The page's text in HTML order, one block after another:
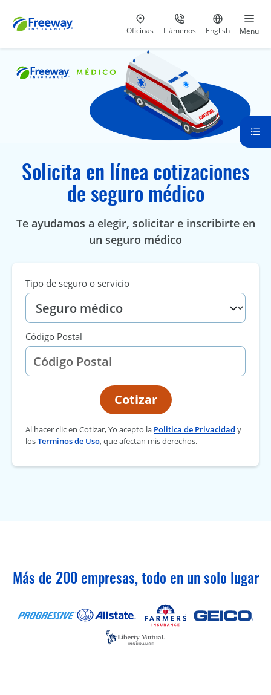
Visita nuestras
Oficinas Llámenos
al 800-441-5533
Ir al sitio
English Menu
Solicita en línea cotizaciones
de seguro médico
Te ayudamos a elegir, solicitar e inscribirte en
un seguro médico
Tipo de seguro o servicio
Código Postal
Cotizar
Al hacer clic en Cotizar, Yo acepto la Politica de Privacidad y
losTerminos de Uso, que afectan mis derechos.
Más de 200 empresas, todo en un solo lugar